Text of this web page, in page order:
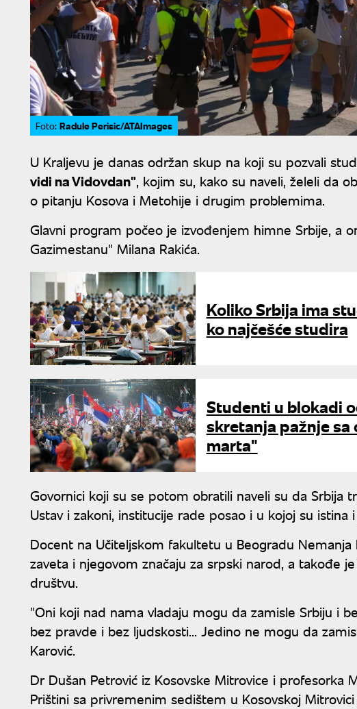
Foto: Radule Perisic/ATAImages
U Kraljevu je danas održan skup na koji su pozvali
vidi na Vidovdan", kojim su, kako su naveli, želeli da
o pitanju Kosova i Metohije i drugim problemima.
Glavni program počeo je izvođenjem himne Srbije, a
Gazimestanu" Milana Rakića.
Koliko Srbija ima
ko najčešće studira
Studenti u blokadi
skretanja pažnje sa
marta"
Govornici koji su se potom obratili naveli su da Srbija
Ustav i zakoni, institucije rade posao i u kojoj su istina
Docent na Učiteljskom fakultetu u Beogradu
zaveta i njegovom značaju za srpski narod, a takođe
društvu.
"Oni koji nad nama vladaju mogu da zamisle Srbiju i
bez pravde i bez ljudskosti... Jedino ne mogu da
Karović.
Dr Dušan Petrović iz Kosovske Mitrovice i profesorka
Prištini sa privremenim sedištem u Kosovskoj